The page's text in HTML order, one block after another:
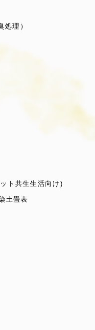
処理）
ト共生生活向け)
土畳表